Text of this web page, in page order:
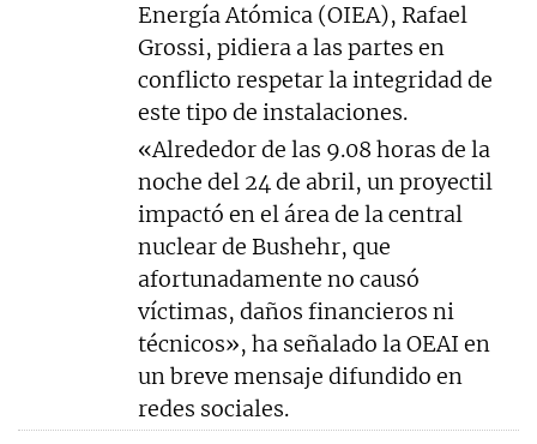
Energía Atómica (OIEA), Rafael
Grossi, pidiera a las partes en
conflicto respetar la integridad de
este tipo de instalaciones.
«Alrededor de las 9.08 horas de la
noche del 24 de abril, un proyectil
impactó en el área de la central
nuclear de Bushehr, que
afortunadamente no causó
víctimas, daños financieros ni
técnicos», ha señalado la OEAI en
un breve mensaje difundido en
redes sociales.